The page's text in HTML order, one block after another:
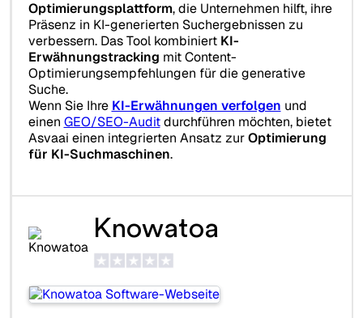
Optimierungsplattform, die Unternehmen hilft, ihre
Präsenz in KI-generierten Suchergebnissen zu
verbessern. Das Tool kombiniert KI-
Erwähnungstracking mit Content-
Optimierungsempfehlungen für die generative
Suche.
Wenn Sie Ihre KI-Erwähnungen verfolgen und
einen GEO/SEO-Auditdurchführen möchten, bietet
Asvaai einen integrierten Ansatz zurOptimierung
für KI-Suchmaschinen.
Knowatoa